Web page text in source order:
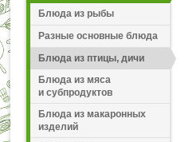
Блюда из рыбы
Разные основные блюда
Блюда из птицы, дичи
Блюда из мяса
и субпродуктов
Блюда из макаронных
изделий